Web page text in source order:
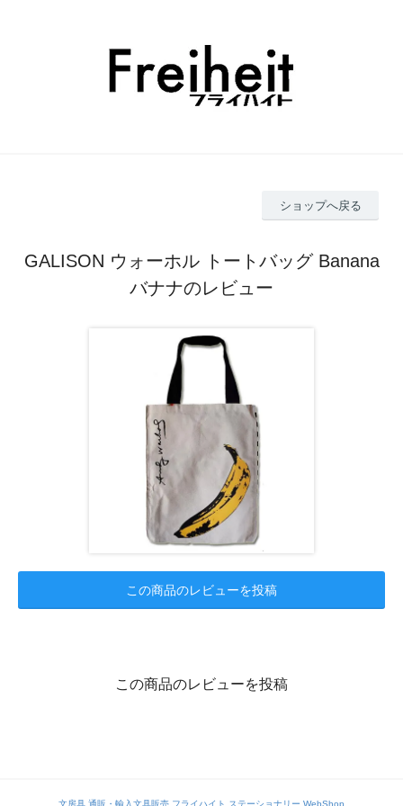
ショップへ戻る
GALISON ウォーホル トートバッグ Banana
バナナのレビュー
この商品のレビューを投稿
この商品のレビューを投稿
文房具 通販・輸入文具販売 フライハイト ステーショナリー WebShop